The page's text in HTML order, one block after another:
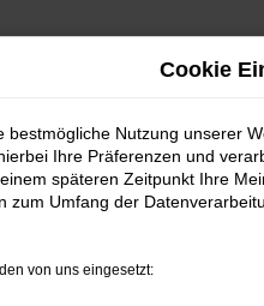
Cookie
bestmögliche Nutzung unserer
Ihre Präferenzen und
späteren Zeitpunkt Ihre
zum Umfang der
von uns eingesetzt: